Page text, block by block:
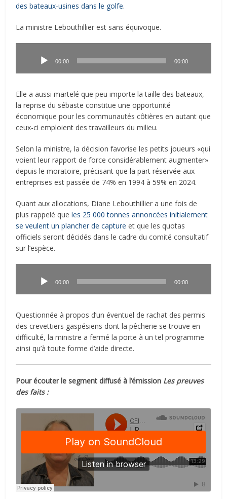
des bateaux-usines dans le golfe.
La ministre Lebouthillier est sans équivoque.
00:00 00:00
Elle a aussi martelé que peu importe la taille des bateaux,
la reprise du sébaste constitue une opportunité
économique pour les communautés côtières en autant que
ceux-ci emploient des travailleurs du milieu.
Selon la ministre, la décision favorise les petits joueurs «qui
voient leur rapport de force considérablement augmenter»
depuis le moratoire, précisant que la part réservée aux
entreprises est passée de 74% en 1994 à 59% en 2024.
Quant aux allocations, Diane Lebouthillier a une fois de
plus rappelé queles 25 000 tonnes annoncées initialement
se veulent un plancher de capture et que les quotas
officiels seront décidés dans le cadre du comité consultatif
sur l’espèce.
00:00 00:00
Questionnée à propos d’un éventuel de rachat des permis
des crevettiers gaspésiens dont la pêcherie se trouve en
difficulté, la ministre a fermé la porte à un tel programme
ainsi qu’à toute forme d’aide directe.
Pour écouter le segment diffusé à l’émission Les preuves
des faits :